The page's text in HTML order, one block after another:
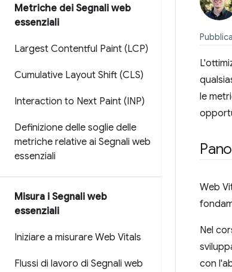
Metriche dei Segnali web
essenziali
Largest Contentful Paint (LCP)
Cumulative Layout Shift (CLS)
Interaction to Next Paint (INP)
Definizione delle soglie delle
metriche relative ai Segnali web
essenziali
Misura i Segnali web
essenziali
Iniziare a misurare Web Vitals
Flussi di lavoro di Segnali web
le
Web
Nel
con